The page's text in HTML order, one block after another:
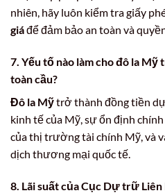
nhiên, hãy luôn kiểm tra giấy
giáđể đảm bảo an toàn và
7. Yếu tố nào làm chođô la Mỹ
toàn cầu?
Đô la Mỹtrở thành đồng tiền
kinh tế của Mỹ, sự ổn định
của thị trường tài chính Mỹ, và
dịch thương mại quốc tế.
8. Lãi suất của Cục Dự trữ